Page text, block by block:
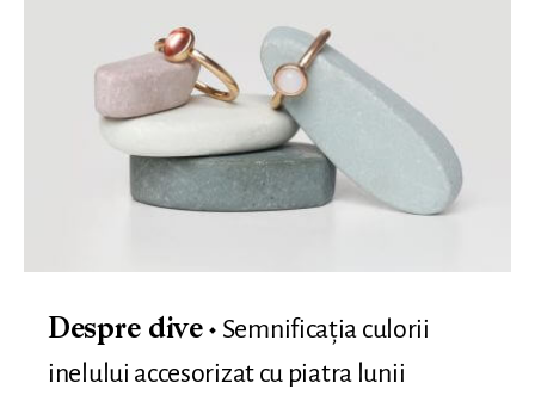
Despre dive
Semnificația culorii
inelului accesorizat cu piatra lunii